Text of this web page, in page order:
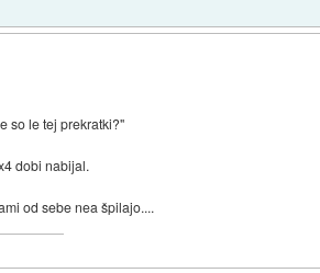
so le tej prekratki?"
dobi nabijal.
od sebe nea špilajo....